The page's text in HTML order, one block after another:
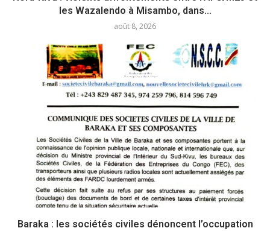
les Wazalendo à Misambo, dans...
août 8, 2026
Baraka : les sociétés civiles dénoncent l’occupation